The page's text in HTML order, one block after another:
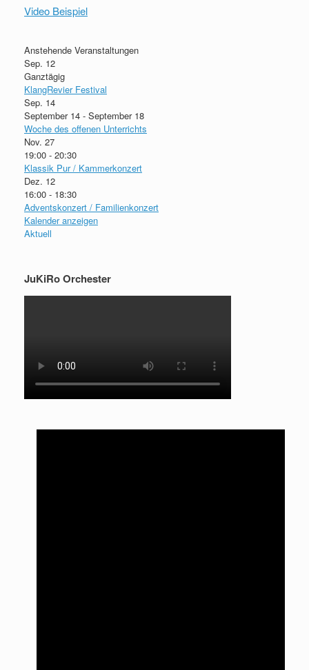
Video Beispiel
Anstehende Veranstaltungen
Sep. 12
Ganztägig
KlangRevier Festival
Sep. 14
September 14 - September 18
Woche des offenen Unterrichts
Nov. 27
19:00 - 20:30
Klassik Pur / Kammerkonzert
Dez. 12
16:00 - 18:30
Adventskonzert / Familienkonzert
Kalender anzeigen
Aktuell
JuKiRo Orchester